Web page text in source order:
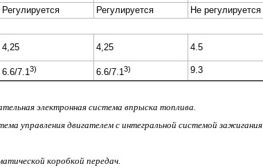
Регулируется Регулируется
Не регулируется
4,25 4,25 4.5
6.6/7.13) 6.6/7.13) 9.3
электронная система впрыска топлива.
управления двигателем с интегральной системой зажигания
коробкой передач.